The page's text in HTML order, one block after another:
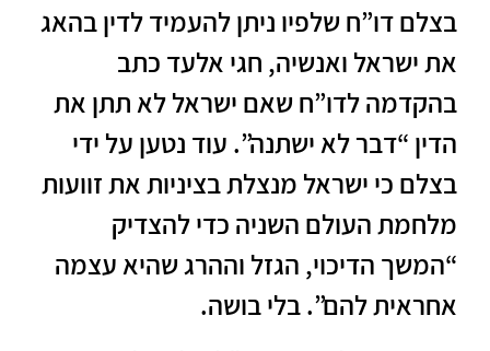
בצלם דו”ח שלפיו ניתן להעמיד לדין בהאג
את ישראל ואנשיה, חגי אלעד כתב
בהקדמה לדו”ח שאם ישראל לא תתן את
הדין “דבר לא ישתנה”. עוד נטען על ידי
בצלם כי ישראל מנצלת בציניות את זוועות
מלחמת העולם השניה כדי להצדיק
“המשך הדיכוי, הגזל וההרג שהיא עצמה
אחראית להם”. בלי בושה.